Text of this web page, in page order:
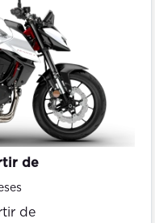
de
de